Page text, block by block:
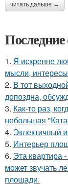
читать дальше →
Последние
1. Я искренне
мысли,
2. В тот
допоздна,
3. Как-то раз,
небольшая
4. Эклектичный
5. Интерьер
6. Эта квартира
может звучать
площади.